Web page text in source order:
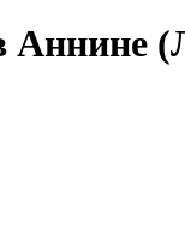
Аннине